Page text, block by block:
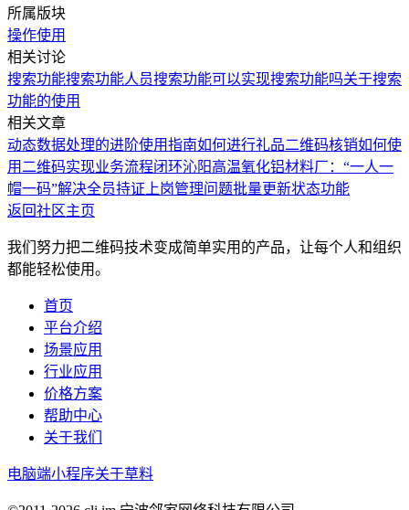
所属版块
操作使用
相关讨论
搜索功能搜索功能人员搜索功能可以实现搜索功能吗关于搜索
功能的使用
相关文章
动态数据处理的进阶使用指南如何进行礼品二维码核销如何使
用二维码实现业务流程闭环沁阳高温氧化铝材料厂：“一人一
帽一码”解决全员持证上岗管理问题批量更新状态功能
返回社区主页
我们努力把二维码技术变成简单实用的产品，让每个人和组织
都能轻松使用。
首页
平台介绍
场景应用
行业应用
价格方案
帮助中心
关于我们
电脑端小程序关于草料